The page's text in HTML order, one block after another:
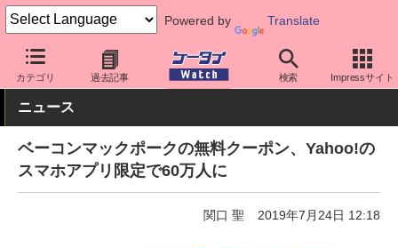
Powered by Translate
カテゴリ 過去記事 検索 Impressサイト
ケータイ Watch アプリ・サービス その他
ニュース
ベーコンマックポークの無料クーポン、Yahoo!の
スマホアプリ限定で60万人に
関口 聖 2019年7月24日 12:18